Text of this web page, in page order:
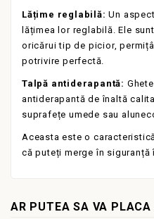
Lățime reglabilă: Un
lățimea lor reglabilă. Ele
oricărui tip de picior,
potrivire perfectă.
Talpă antiderapantă:
antiderapantă de înaltă
suprafețe umede sau
Aceasta este o
că puteți merge în siguranță
AR PUTEA SA VA PLACA